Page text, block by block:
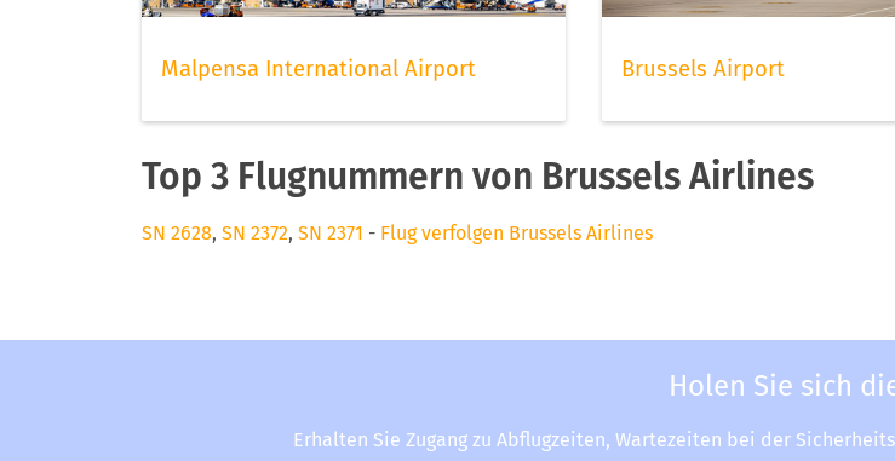
Malpensa International Airport Brussels Airport
Top 3 Flugnummern von Brussels Airlines
SN 2628, SN 2372, SN 2371 - Flug verfolgen Brussels Airlines
Holen Sie sich
Erhalten Sie Zugang zu Abflugzeiten, Wartezeiten bei der